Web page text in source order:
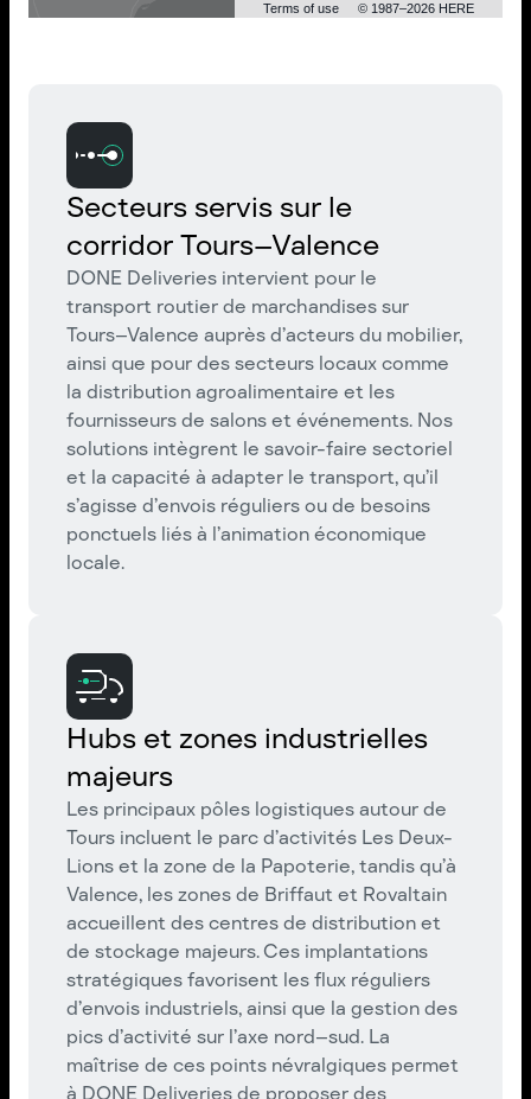
Terms of use © 1987–2026 HERE
Secteurs servis sur le
corridor Tours–Valence
DONE Deliveries intervient pour le
transport routier de marchandises sur
Tours–Valence auprès d’acteurs du mobilier,
ainsi que pour des secteurs locaux comme
la distribution agroalimentaire et les
fournisseurs de salons et événements. Nos
solutions intègrent le savoir-faire sectoriel
et la capacité à adapter le transport, qu’il
s’agisse d’envois réguliers ou de besoins
ponctuels liés à l’animation économique
locale.
Hubs et zones industrielles
majeurs
Les principaux pôles logistiques autour de
Tours incluent le parc d’activités Les Deux-
Lions et la zone de la Papoterie, tandis qu’à
Valence, les zones de Briffaut et Rovaltain
accueillent des centres de distribution et
de stockage majeurs. Ces implantations
stratégiques favorisent les flux réguliers
d’envois industriels, ainsi que la gestion des
pics d’activité sur l’axe nord–sud. La
maîtrise de ces points névralgiques permet
à DONE Deliveries de proposer des